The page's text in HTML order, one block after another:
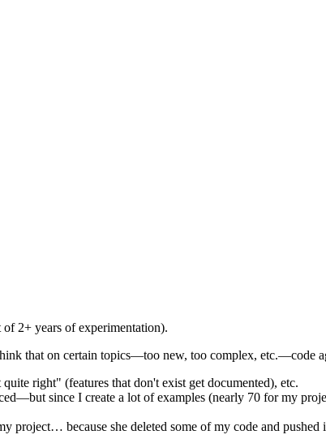
2+ years of experimentation).
that on certain topics—too new, too complex, etc.—code
right" (features that don't exist get documented), etc.
since I create a lot of examples (nearly 70 for my
project… because she deleted some of my code and